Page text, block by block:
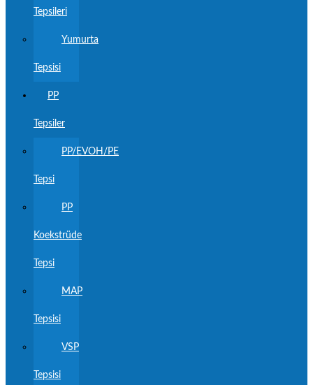
Tepsileri
Yumurta
Tepsisi
PP
Tepsiler
PP/EVOH/PE
Tepsi
PP
Koekstrüde
Tepsi
MAP
Tepsisi
VSP
Tepsisi